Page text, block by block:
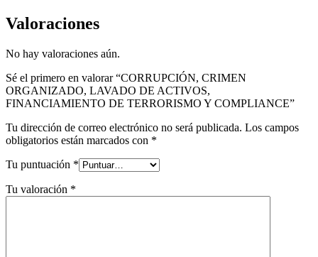
Valoraciones
No hay valoraciones aún.
Sé el primero en valorar “CORRUPCIÓN, CRIMEN
ORGANIZADO, LAVADO DE ACTIVOS,
FINANCIAMIENTO DE TERRORISMO Y COMPLIANCE”
Tu dirección de correo electrónico no será publicada. Los campos
obligatorios están marcados con *
Tu puntuación *
Tu valoración *